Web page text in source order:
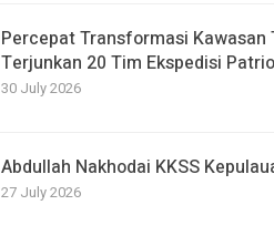
Percepat Transformasi Kawasan
Terjunkan 20 Tim Ekspedisi
30 July 2026
Abdullah Nakhodai KKSS
27 July 2026